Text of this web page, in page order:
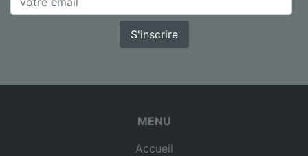
S'inscrire
MENU
Accueil